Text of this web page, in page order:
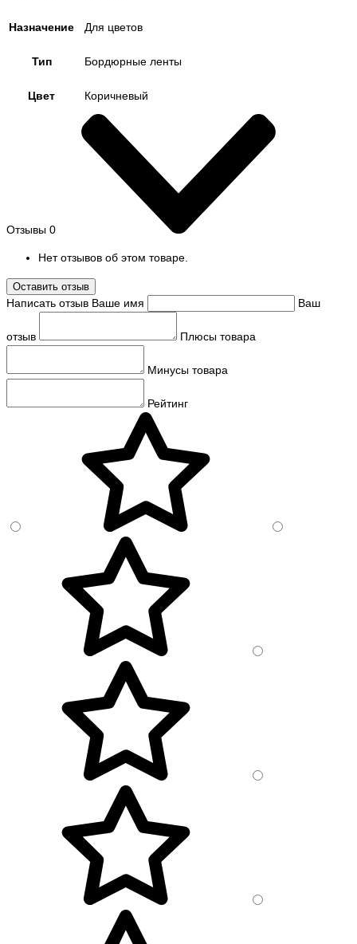
Назначение Для цветов
Тип Бордюрные ленты
Цвет Коричневый
Отзывы 0
Нет отзывов об этом товаре.
Оставить отзыв
Написать отзыв Ваше имя Ваш
отзыв Плюсы товара
Минусы товара
Рейтинг